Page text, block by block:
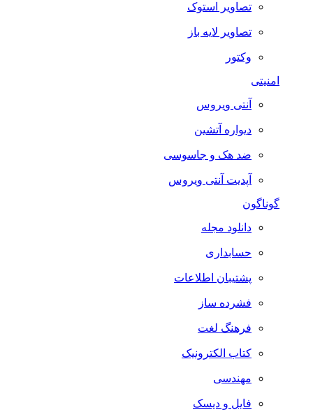
تصاویر استوک
تصاویر لایه باز
وکتور
امنیتی
آنتی ویروس
دیواره آتشین
ضد هک و جاسوسی
آپدیت آنتی ویروس
گوناگون
دانلود مجله
حسابداری
پشتیبان اطلاعات
فشرده ساز
فرهنگ لغت
کتاب الکترونیک
مهندسی
فایل و دیسک